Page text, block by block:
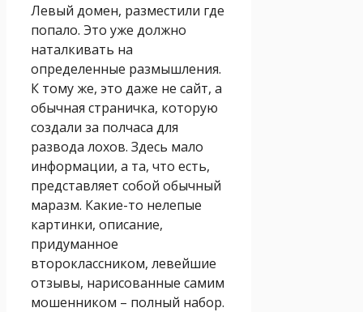
Левый домен, разместили где
попало. Это уже должно
наталкивать на
определенные размышления.
К тому же, это даже не сайт, а
обычная страничка, которую
создали за полчаса для
развода лохов. Здесь мало
информации, а та, что есть,
представляет собой обычный
маразм. Какие-то нелепые
картинки, описание,
придуманное
второклассником, левейшие
отзывы, нарисованные самим
мошенником – полный набор.